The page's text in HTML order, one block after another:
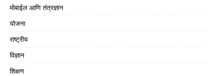
मोबाईल आणि तंत्रज्ञान
योजना
राष्ट्रीय
विज्ञान
शिक्षण